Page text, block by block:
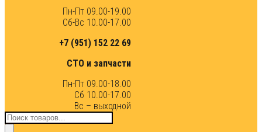
Пн-Пт 09.00-19.00
Сб-Вс 10.00-17.00
+7 (951) 152 22 69
СТО и запчасти
Пн-Пт 09.00-18.00
Сб 10.00-17.00
Вс – выходной
Поиск
товаров